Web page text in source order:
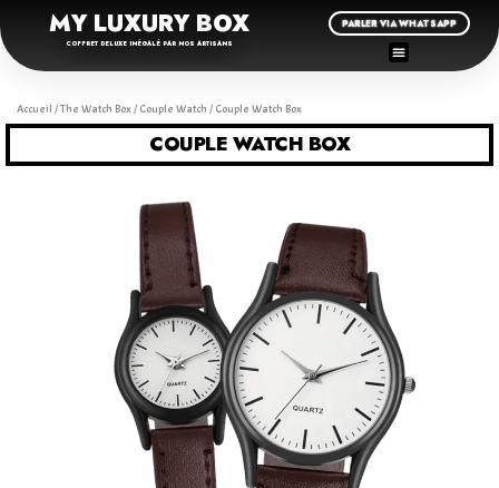
MY LUXURY BOX
COFFRET DELUXE INÉGALÉ PAR NOS ARTISANS
PARLER VIA WHATSAPP
Accueil /The Watch Box/ Couple Watch / Couple Watch Box
COUPLE WATCH BOX